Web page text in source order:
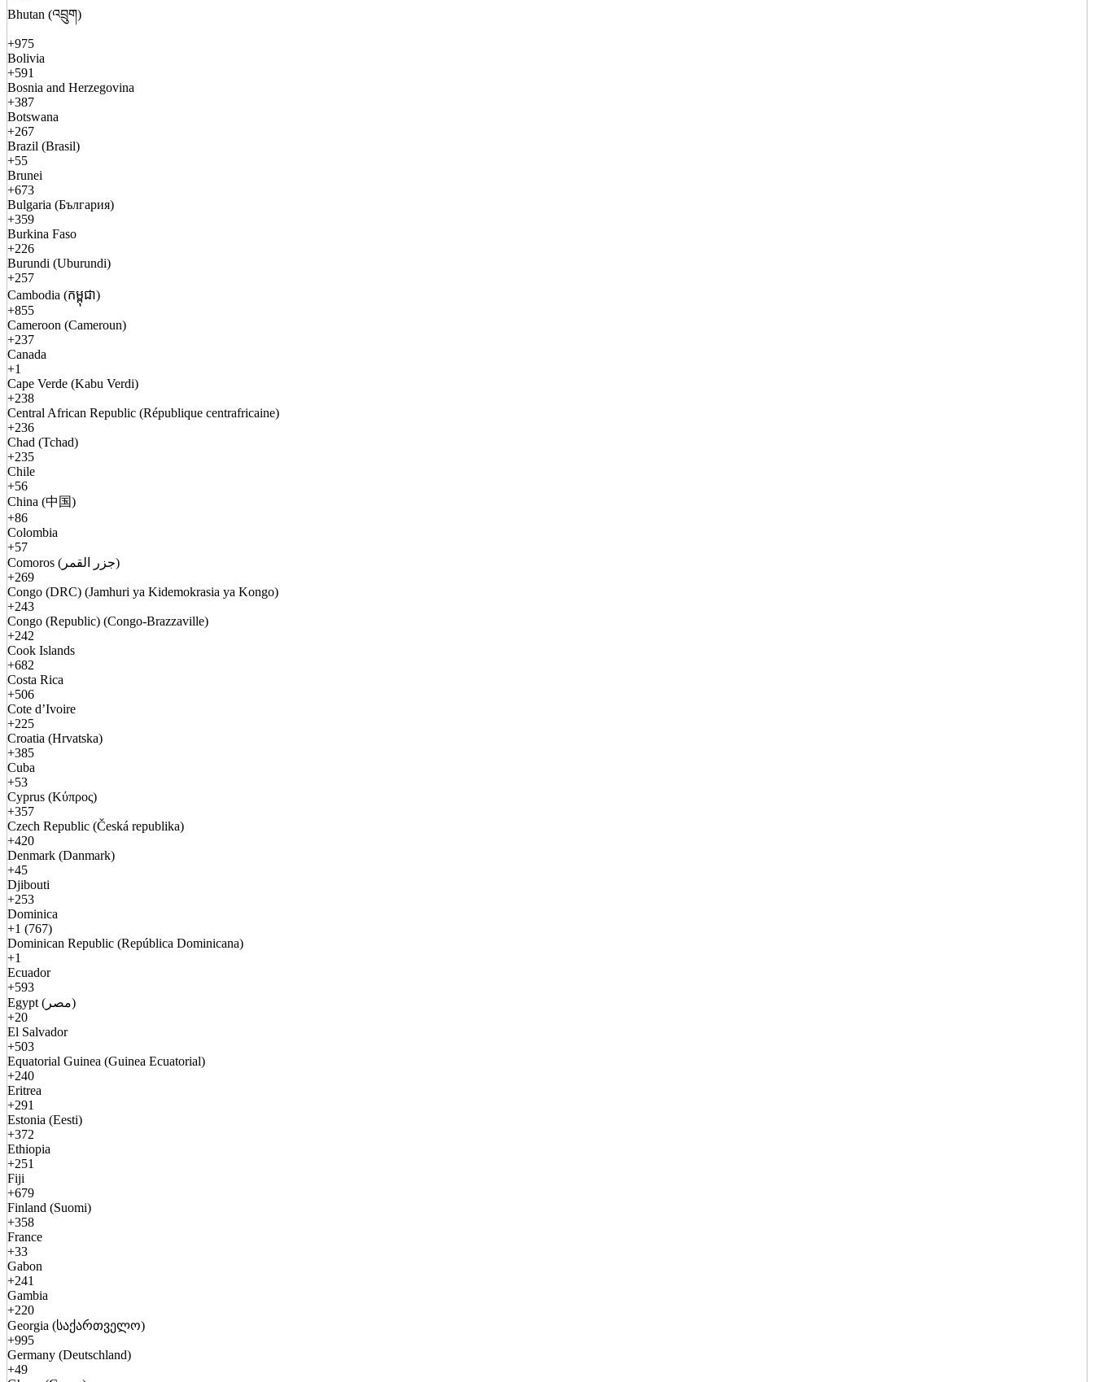
Bhutan (འབྲུག)
+975
Bolivia
+591
Bosnia and Herzegovina
+387
Botswana
+267
Brazil (Brasil)
+55
Brunei
+673
Bulgaria (България)
+359
Burkina Faso
+226
Burundi (Uburundi)
+257
Cambodia (កម្ពុជា)
+855
Cameroon (Cameroun)
+237
Canada
+1
Cape Verde (Kabu Verdi)
+238
Central African Republic (République centrafricaine)
+236
Chad (Tchad)
+235
Chile
+56
China (中国)
+86
Colombia
+57
Comoros (جزر القمر)
+269
Congo (DRC) (Jamhuri ya Kidemokrasia ya Kongo)
+243
Congo (Republic) (Congo-Brazzaville)
+242
Cook Islands
+682
Costa Rica
+506
Cote d’Ivoire
+225
Croatia (Hrvatska)
+385
Cuba
+53
Cyprus (Κύπρος)
+357
Czech Republic (Česká republika)
+420
Denmark (Danmark)
+45
Djibouti
+253
Dominica
+1 (767)
Dominican Republic (República Dominicana)
+1
Ecuador
+593
Egypt (مصر)
+20
El Salvador
+503
Equatorial Guinea (Guinea Ecuatorial)
+240
Eritrea
+291
Estonia (Eesti)
+372
Ethiopia
+251
Fiji
+679
Finland (Suomi)
+358
France
+33
Gabon
+241
Gambia
+220
Georgia (საქართველო)
+995
Germany (Deutschland)
+49